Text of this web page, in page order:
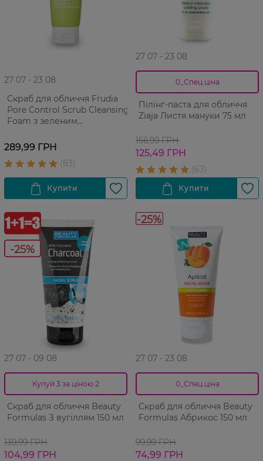
27 07 - 23 08
Скраб для обличчя Frudia
Pore Control Scrub Cleansing
Foam з зеленим
проблемної жирної шкіри
145 г
289,99 ГРН
27 07 - 23 08
0_Спец.ціна
Пілінг-паста для обличчя
Ziaja Листя мануки 75 мл
156,99 ГРН
125,49 ГРН
-25%
27 07 - 09 08
Купуй 3 за ціною 2
Скраб для обличчя Beauty
Formulas З вугіллям 150 мл
139,99 ГРН
104,99 ГРН
-25%
27 07 - 23 08
0_Спец.ціна
Скраб для обличчя Beauty
Formulas Абрикос 150 мл
99,99 ГРН
74,99 ГРН